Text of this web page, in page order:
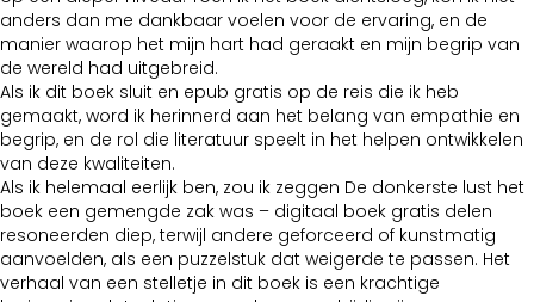
anders dan me dankbaar voelen voor de ervaring, en de
manier waarop het mijn hart had geraakt en mijn begrip van
de wereld had uitgebreid.
Als ik dit boek sluit en epub gratis op de reis die ik heb
gemaakt, word ik herinnerd aan het belang van empathie en
begrip, en de rol die literatuur speelt in het helpen ontwikkelen
van deze kwaliteiten.
Als ik helemaal eerlijk ben, zou ik zeggen De donkerste lust het
boek een gemengde zak was – digitaal boek gratis delen
resoneerden diep, terwijl andere geforceerd of kunstmatig
aanvoelden, als een puzzelstuk dat weigerde te passen. Het
verhaal van een stelletje in dit boek is een krachtige